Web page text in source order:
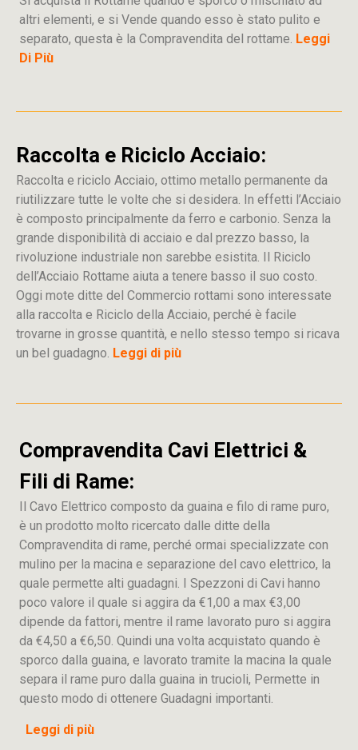
altri elementi, e si Vende quando esso è stato pulito e
separato, questa è la Compravendita del rottame. Leggi
Di Più
Raccolta e Riciclo Acciaio:
Raccolta e riciclo Acciaio, ottimo metallo permanente da
riutilizzare tutte le volte che si desidera. In effetti l’Acciaio
è composto principalmente da ferro e carbonio. Senza la
grande disponibilità di acciaio e dal prezzo basso, la
rivoluzione industriale non sarebbe esistita. Il Riciclo
dell’Acciaio Rottame aiuta a tenere basso il suo costo.
Oggi mote ditte del Commercio rottami sono interessate
alla raccolta e Riciclo della Acciaio, perché è facile
trovarne in grosse quantità, e nello stesso tempo si ricava
un bel guadagno. Leggi di più
Compravendita Cavi Elettrici &
Fili di Rame:
Il Cavo Elettrico composto da guaina e filo di rame puro,
è un prodotto molto ricercato dalle ditte della
Compravendita di rame, perché ormai specializzate con
mulino per la macina e separazione del cavo elettrico, la
quale permette alti guadagni. I Spezzoni di Cavi hanno
poco valore il quale si aggira da €1,00 a max €3,00
dipende da fattori, mentre il rame lavorato puro si aggira
da €4,50 a €6,50. Quindi una volta acquistato quando è
sporco dalla guaina, e lavorato tramite la macina la quale
separa il rame puro dalla guaina in trucioli, Permette in
questo modo di ottenere Guadagni importanti.
Leggi di più